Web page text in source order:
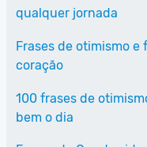
qualquer jornada
Frases de otimismo e
coração
100 frases de
bem o dia